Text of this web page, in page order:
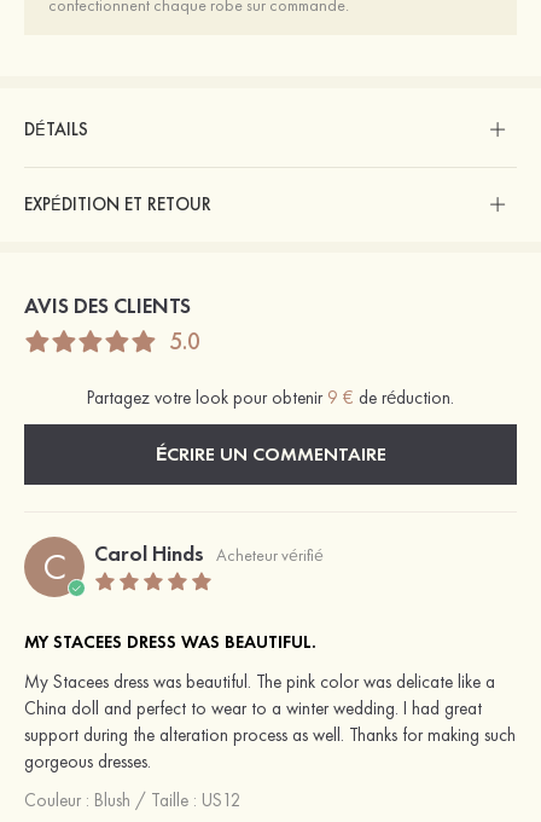
confectionnent chaque robe sur commande.
DÉTAILS
EXPÉDITION ET RETOUR
AVIS DES CLIENTS
5.0
Partagez votre look pour obtenir 9 € de réduction.
ÉCRIRE UN COMMENTAIRE
C Carol Hinds Acheteur vérifié
MY STACEES DRESS WAS BEAUTIFUL.
My Stacees dress was beautiful. The pink color was delicate like a
China doll and perfect to wear to a winter wedding. I had great
support during the alteration process as well. Thanks for making such
gorgeous dresses.
Couleur : Blush / Taille : US12